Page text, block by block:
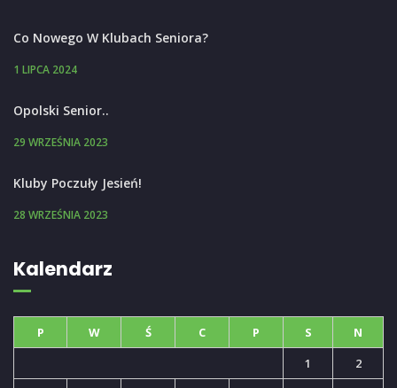
Co Nowego W Klubach Seniora?
1 LIPCA 2024
Opolski Senior..
29 WRZEŚNIA 2023
Kluby Poczuły Jesień!
28 WRZEŚNIA 2023
Kalendarz
P W Ś C P S N
1
2